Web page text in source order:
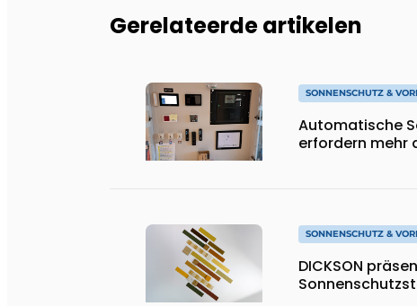
Gerelateerde artikelen
SONNENSCHUTZ &
Automatische
erfordern mehr
SONNENSCHUTZ &
DICKSON